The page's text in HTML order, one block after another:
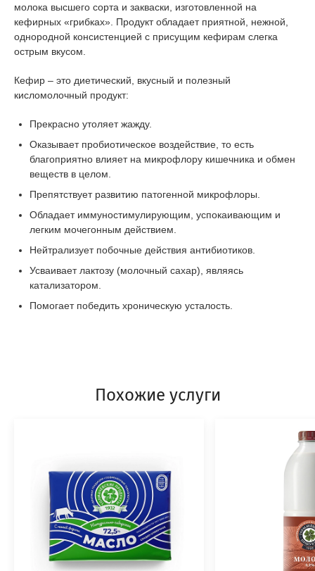
молока высшего сорта и закваски, изготовленной на
кефирных «грибках». Продукт обладает приятной, нежной,
однородной консистенцией с присущим кефирам слегка
острым вкусом.
Кефир – это диетический, вкусный и полезный
кисломолочный продукт:
Прекрасно утоляет жажду.
Оказывает пробиотическое воздействие, то есть
благоприятно влияет на микрофлору кишечника и обмен
веществ в целом.
Препятствует развитию патогенной микрофлоры.
Обладает иммуностимулирующим, успокаивающим и
легким мочегонным действием.
Нейтрализует побочные действия антибиотиков.
Усваивает лактозу (молочный сахар), являясь
катализатором.
Помогает победить хроническую усталость.
Похожие услуги